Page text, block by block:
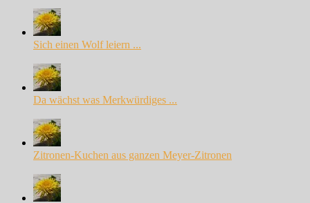
Sich einen Wolf leiern ...
Da wächst was Merkwürdiges ...
Zitronen-Kuchen aus ganzen Meyer-Zitronen